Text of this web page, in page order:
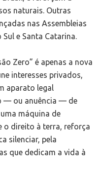
naturais. Outras
nas Assembleias
e Santa Catarina.
Zero” é apenas a nova
interesses privados,
aparato legal
— ou anuência — de
máquina de
o direito à terra, reforça
silenciar, pela
que dedicam a vida à